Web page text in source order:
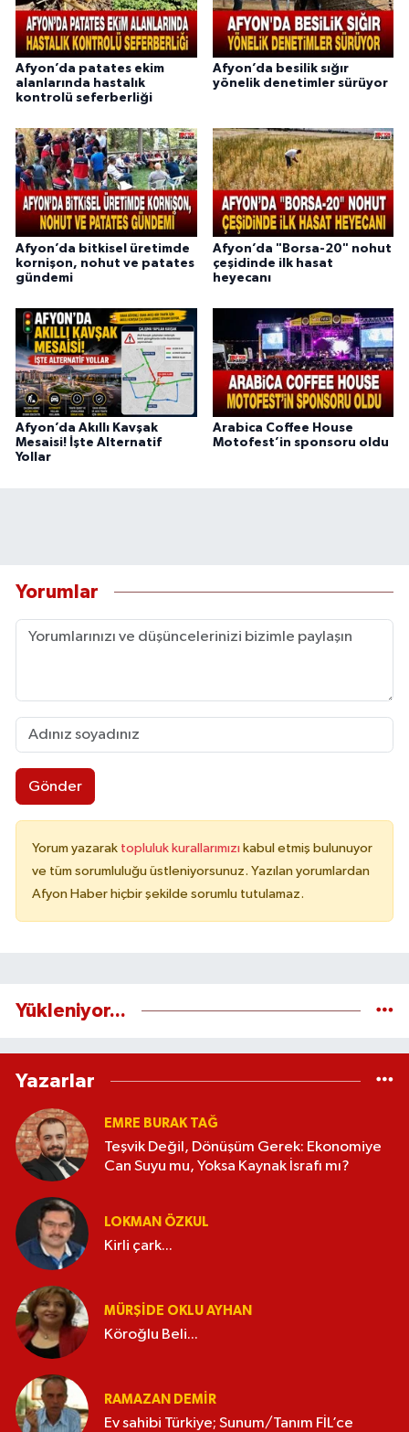
Afyon’da patates ekim
alanlarında hastalık
kontrolü seferberliği
Afyon’da besilik sığır
yönelik denetimler sürüyor
Afyon’da bitkisel üretimde
kornişon, nohut ve patates
gündemi
Afyon’da "Borsa-20" nohut
çeşidinde ilk hasat
heyecanı
Afyon’da Akıllı Kavşak
Mesaisi! İşte Alternatif
Yollar
Arabica Coffee House
Motofest’in sponsoru oldu
Yorumlar
Gönder
Yorum yazarak topluluk kurallarımızı kabul etmiş bulunuyor
ve tüm sorumluluğu üstleniyorsunuz. Yazılan yorumlardan
Afyon Haber hiçbir şekilde sorumlu tutulamaz.
Yükleniyor...
Yazarlar
EMRE BURAK TAĞ
Teşvik Değil, Dönüşüm Gerek: Ekonomiye
Can Suyu mu, Yoksa Kaynak İsrafı mı?
LOKMAN ÖZKUL
Kirli çark...
MÜRŞIDE OKLU AYHAN
Köroğlu Beli...
RAMAZAN DEMİR
Ev sahibi Türkiye; Sunum/Tanım FİL’ce